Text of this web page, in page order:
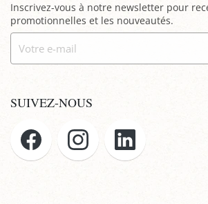
Inscrivez-vous à notre newsletter pour
promotionnelles et les nouveautés.
SUIVEZ-NOUS